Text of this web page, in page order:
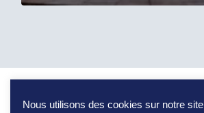
Nous utilisons des cookies sur notre site